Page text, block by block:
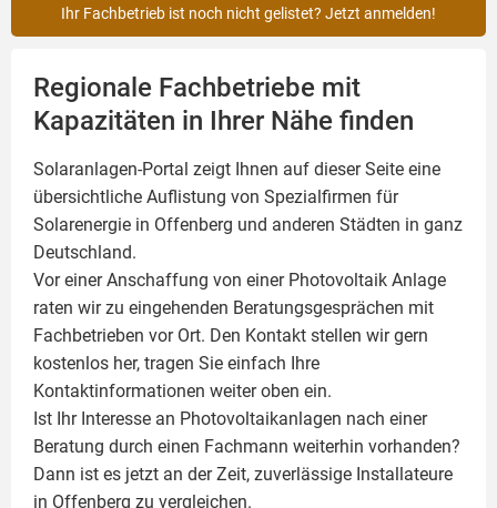
Ihr Fachbetrieb ist noch nicht gelistet? Jetzt anmelden!
Regionale Fachbetriebe mit
Kapazitäten in Ihrer Nähe finden
Solaranlagen-Portal zeigt Ihnen auf dieser Seite eine
übersichtliche Auflistung von Spezialfirmen für
Solarenergie in Offenberg und anderen Städten in ganz
Deutschland.
Vor einer Anschaffung von einer Photovoltaik Anlage
raten wir zu eingehenden Beratungsgesprächen mit
Fachbetrieben vor Ort. Den Kontakt stellen wir gern
kostenlos her, tragen Sie einfach Ihre
Kontaktinformationen weiter oben ein.
Ist Ihr Interesse an Photovoltaikanlagen nach einer
Beratung durch einen Fachmann weiterhin vorhanden?
Dann ist es jetzt an der Zeit, zuverlässige Installateure
in Offenberg zu vergleichen.